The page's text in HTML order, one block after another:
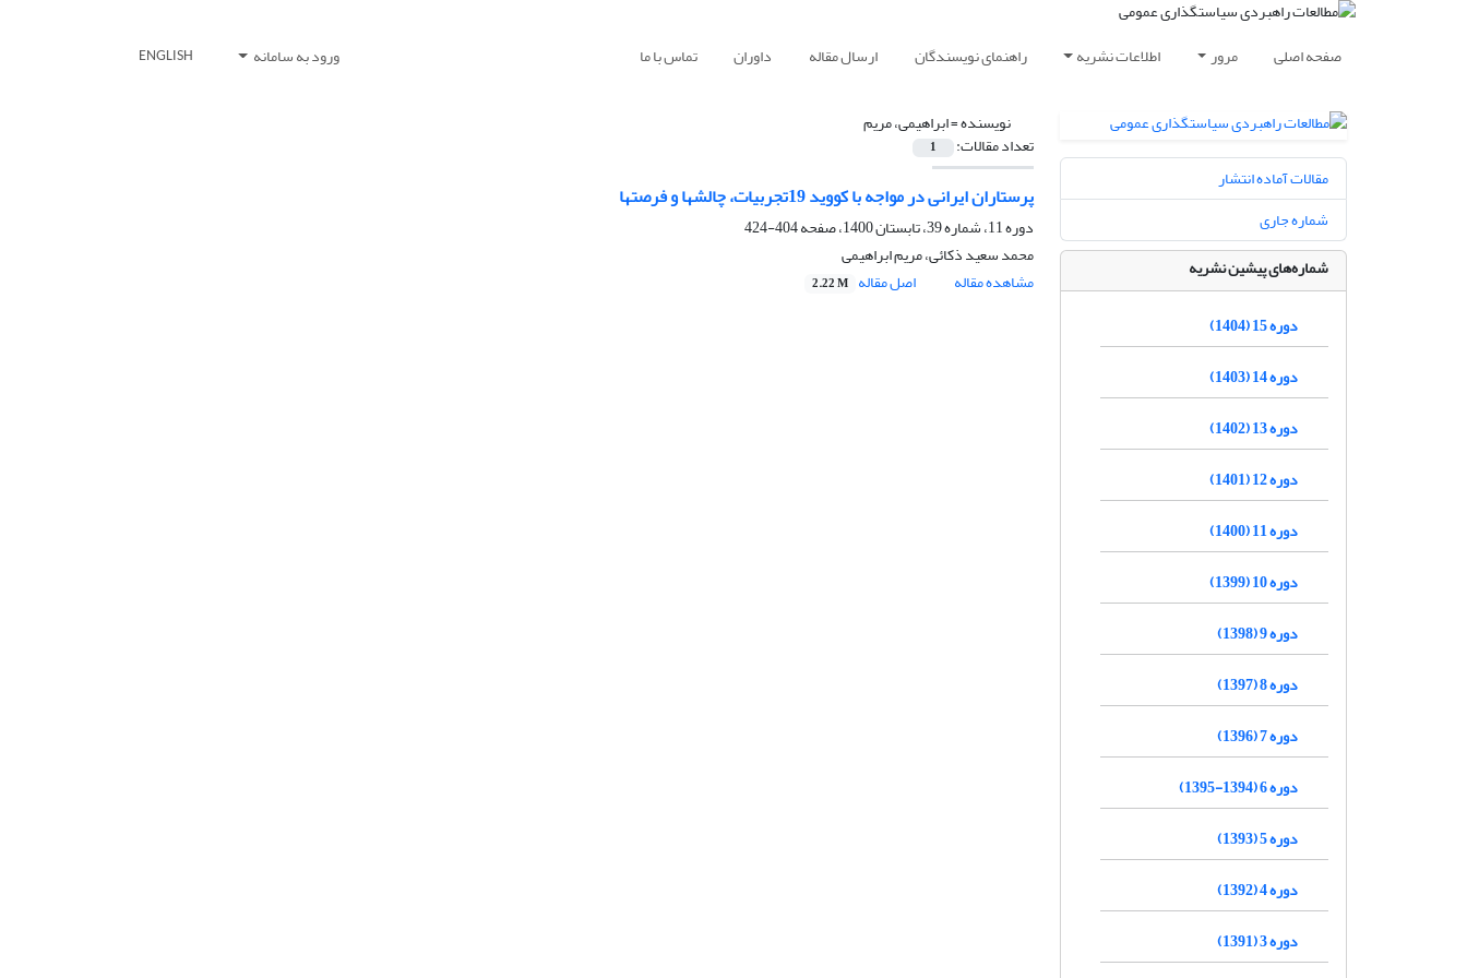
صفحه اصلی مرور اطلاعات نشریه راهنمای نویسندگان ارسال مقاله داوران تماس با ما ورود به سامانه ENGLISH
نویسنده =ابراهیمی، مریم
تعداد مقالات: 1
پرستاران ایرانی در مواجه با کووید 19تجربیات، چالشها و فرصتها
دوره 11، شماره 39، تابستان 1400، صفحه
404-424
محمد سعید ذکائی، مریم ابراهیمی
مشاهده مقاله
اصل مقاله 2.22 M
مقالات آماده انتشار
شماره جاری
شماره‌های پیشین نشریه
دوره 15 (1404)
دوره 14 (1403)
دوره 13 (1402)
دوره 12 (1401)
دوره 11 (1400)
دوره 10 (1399)
دوره 9 (1398)
دوره 8 (1397)
دوره 7 (1396)
دوره 6 (1394-1395)
دوره 5 (1393)
دوره 4 (1392)
دوره 3 (1391)